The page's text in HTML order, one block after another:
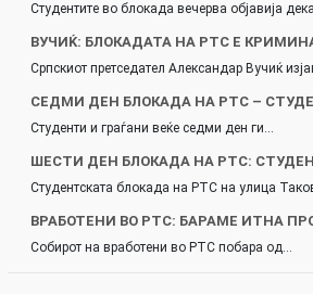
Студентите во блокада вечерва објавија
ВУЧИЌ: БЛОКАДАТА НА РТС Е
Српскиот претседател Александар Вучиќ
СЕДМИ ДЕН БЛОКАДА НА РТС –
Студенти и граѓани веќе седми ден ги…
ШЕСТИ ДЕН БЛОКАДА НА РТС:
Студентската блокада на РТС на улица
ВРАБОТЕНИ ВО РТС: БАРАМЕ ИТНА
Собирот на вработени во РТС побара од…